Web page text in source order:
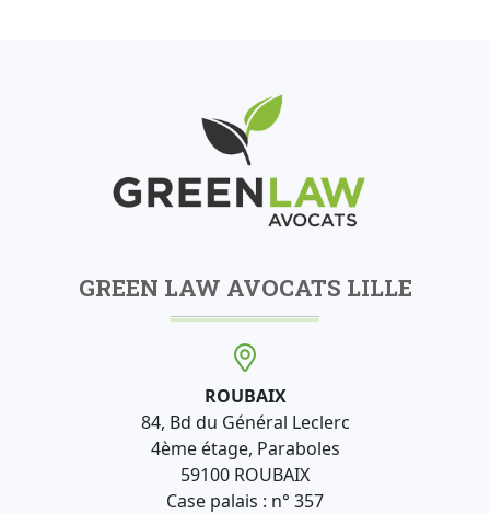
GREEN LAW AVOCATS LILLE
ROUBAIX
84, Bd du Général Leclerc
4ème étage, Paraboles
59100 ROUBAIX
Case palais : n° 357